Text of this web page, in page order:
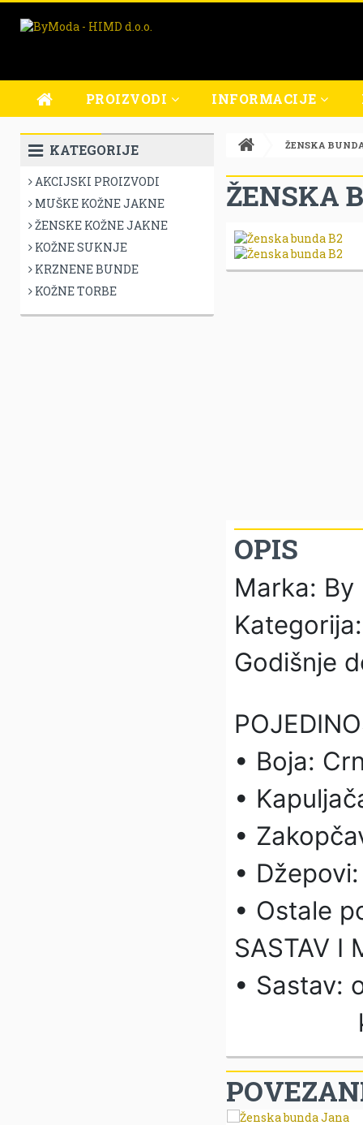
PROIZVODI
ŽENSKE KOŽNE JAKNE
KOŽNE SUKNJE
INFORMACIJE
OBLICI PLAĆANJA
PRODAJNA MJESTA
USLUGA POPRAVKA
UVJETI POSLOVANJA
IZJAVA O PRIVATNOSTI
KATEGORIJE
AKCIJSKI PROIZVODI
MUŠKE KOŽNE JAKNE
ŽENSKE KOŽNE JAKNE
KOŽNE SUKNJE
KRZNENE BUNDE
KOŽNE TORBE
ŽENSKA
ŽENSKA
OPIS
Marka: By
Godišnje
• Boja:
•
•
•
• Ostale
SASTAV I
• Sastav: